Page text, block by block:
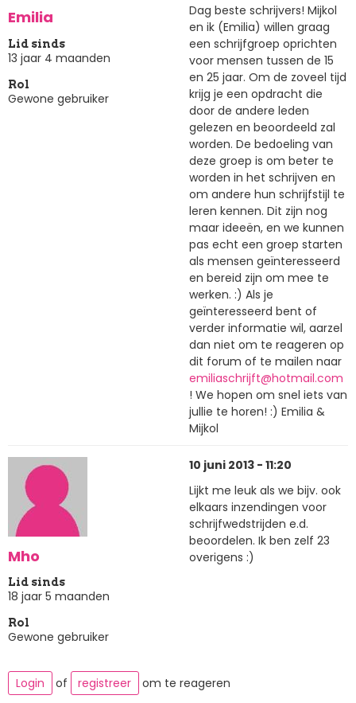
Emilia
Lid sinds
13 jaar 4 maanden
Rol
Gewone gebruiker
Dag beste schrijvers! Mijkol
en ik (Emilia) willen graag
een schrijfgroep oprichten
voor mensen tussen de 15
en 25 jaar. Om de zoveel tijd
krijg je een opdracht die
door de andere leden
gelezen en beoordeeld zal
worden. De bedoeling van
deze groep is om beter te
worden in het schrijven en
om andere hun schrijfstijl te
leren kennen. Dit zijn nog
maar ideeën, en we kunnen
pas echt een groep starten
als mensen geïnteresseerd
en bereid zijn om mee te
werken. :) Als je
geïnteresseerd bent of
verder informatie wil, aarzel
dan niet om te reageren op
dit forum of te mailen naar
emiliaschrijft@hotmail.com
! We hopen om snel iets van
jullie te horen! :) Emilia &
Mijkol
Mho
Lid sinds
18 jaar 5 maanden
Rol
Gewone gebruiker
10 juni 2013 - 11:20
Lijkt me leuk als we bijv. ook
elkaars inzendingen voor
schrijfwedstrijden e.d.
beoordelen. Ik ben zelf 23
overigens :)
Login of registreer om te reageren